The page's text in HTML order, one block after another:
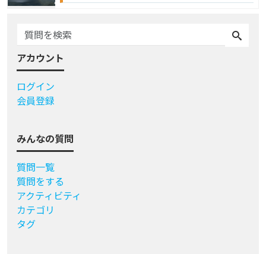
アカウント
ログイン
会員登録
みんなの質問
質問一覧
質問をする
アクティビティ
カテゴリ
タグ